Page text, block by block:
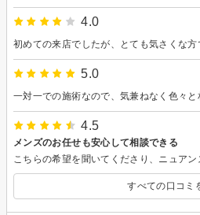
4.0
5.0
4.5
メンズのお任せも安心して相談できる
すべての口コミ